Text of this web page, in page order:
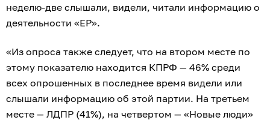
неделю-две слышали, видели, читали информацию о
деятельности «ЕР».
«Из опроса также следует, что на втором месте по
этому показателю находится КПРФ — 46% среди
всех опрошенных в последнее время видели или
слышали информацию об этой партии. На третьем
месте — ЛДПР (41%), на четвертом — «Новые люди»